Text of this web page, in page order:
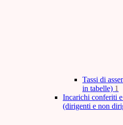
Tassi di
in tabelle) 1
Incarichi conferiti
(dirigenti e non